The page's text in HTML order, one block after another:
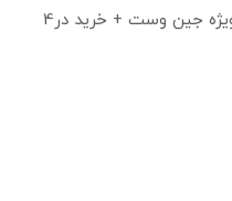
70% تخفیف ویژه جین وست + خرید در4